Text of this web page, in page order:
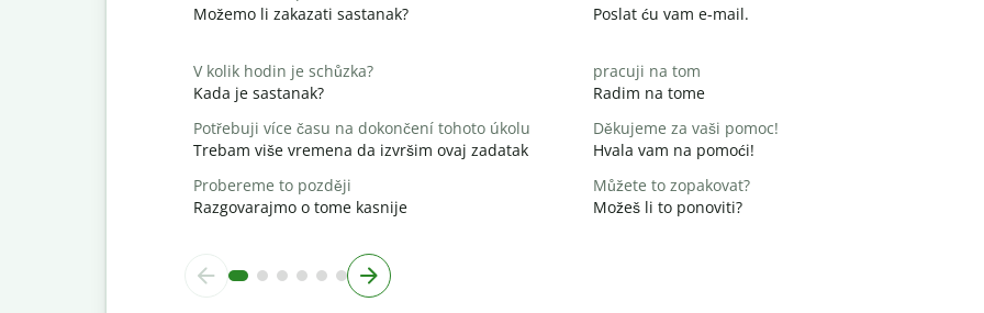
Možemo li zakazati sastanak?
Poslat ću vam e-mail.
V kolik hodin je schůzka?
Kada je sastanak?
pracuji na tom
Radim na tome
Potřebuji více času na dokončení tohoto úkolu
Trebam više vremena da izvršim ovaj zadatak
Děkujeme za vaši pomoc!
Hvala vam na pomoći!
Probereme to později
Razgovarajmo o tome kasnije
Můžete to zopakovat?
Možeš li to ponoviti?